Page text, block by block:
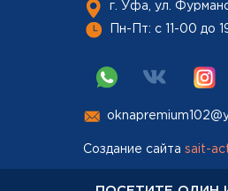
Пн-Пт: с 11-00 до
г. Уфа, ул.
Создание сайта sait-